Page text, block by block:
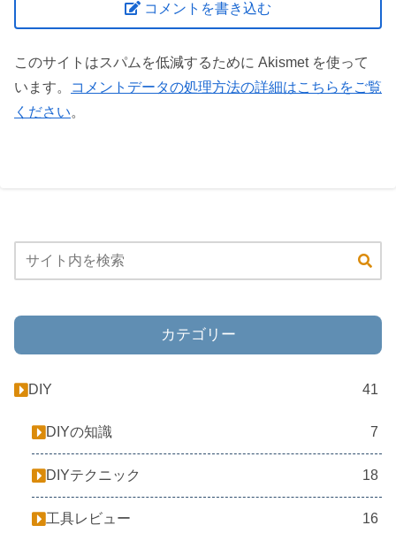
コメントを書き込む
このサイトはスパムを低減するために Akismet を使って
います。
コメントデータの処理方法の詳細はこちらをご覧
ください。
カテゴリー
DIY 41
DIYの知識 7
DIYテクニック 18
工具レビュー 16